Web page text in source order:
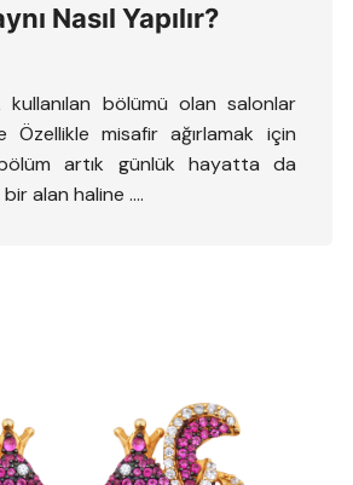
Nasıl Yapılır?
bölümü olan salonlar
Özellikle misafir ağırlamak için
artık günlük hayatta da
alan haline ….